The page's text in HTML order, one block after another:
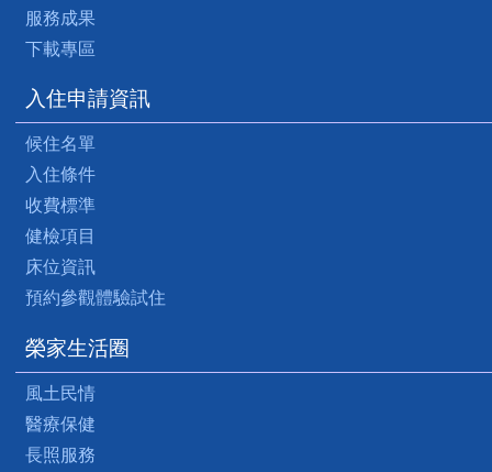
服務成果
下載專區
入住申請資訊
候住名單
入住條件
收費標準
健檢項目
床位資訊
預約參觀體驗試住
榮家生活圈
風土民情
醫療保健
長照服務